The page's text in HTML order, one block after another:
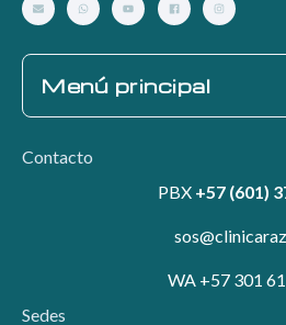
Menú principal
Contacto
PBX +57 (601)
WA +57 301
Sedes